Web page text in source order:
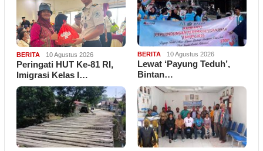
BERITA 10 Agustus 2026
Peringati HUT Ke-81 RI,
Imigrasi Kelas I…
BERITA 10 Agustus 2026
Lewat ‘Payung Teduh’,
Bintan…